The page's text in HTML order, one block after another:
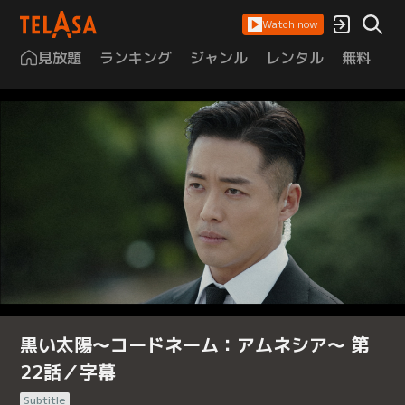
Watch now
見放題 ランキング ジャンル レンタル 無料
黒い太陽～コードネーム：アムネシア～ 第
22話／字幕
Subtitle